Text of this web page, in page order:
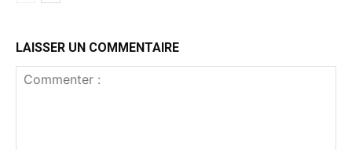
LAISSER UN COMMENTAIRE